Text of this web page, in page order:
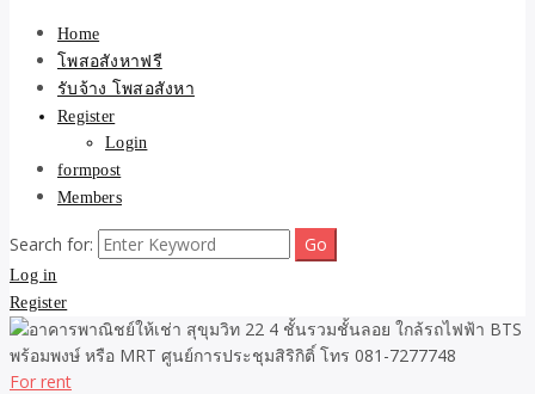
Home
โพสอสังหาฟรี
รับจ้าง โพสอสังหา
Register
Login
formpost
Members
Search for:
Log in
Register
For rent